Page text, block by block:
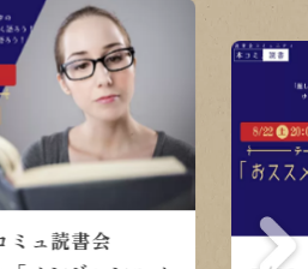
コミュ読書会
8/